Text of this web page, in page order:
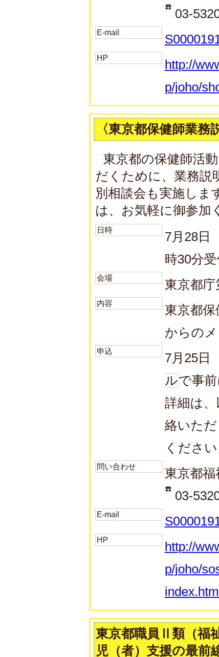
03-
E-mail
HP
http://
p/joho/
〈東京都保健師業務
東京都の保健師活
だくために、業務説
別相談会も実施しま
は、お気軽に御参加
日時
7月28日
時30分
会場 東京都
内容
東京都
からの
申込
7月25日
ルで事
詳細は
絡いた
くださ
問い合わせ
東京都
03-
E-mail
HP
http://
p/joho/
東京都職員Ⅱ類（福
児（者）支援の最前